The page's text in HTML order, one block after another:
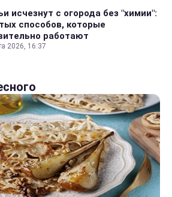
исчезнут с огорода без "химии":
способов, которые
работают
2026, 16:37